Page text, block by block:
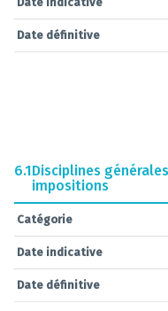
Date définitive
6.1Disciplines
impositions
Catégorie
Date indicative
Date définitive